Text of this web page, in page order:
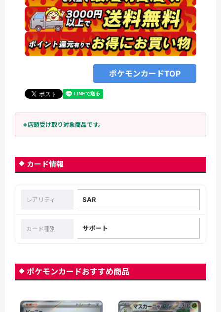
ポケモンカードTOP
※店頭受け取り対象商品です。
カード情報
レアリティ SAR
カード種別 サポート
ポケモンカードおすすめ商品